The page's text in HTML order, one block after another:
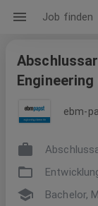
Job finden
ebm-
Bachelor,